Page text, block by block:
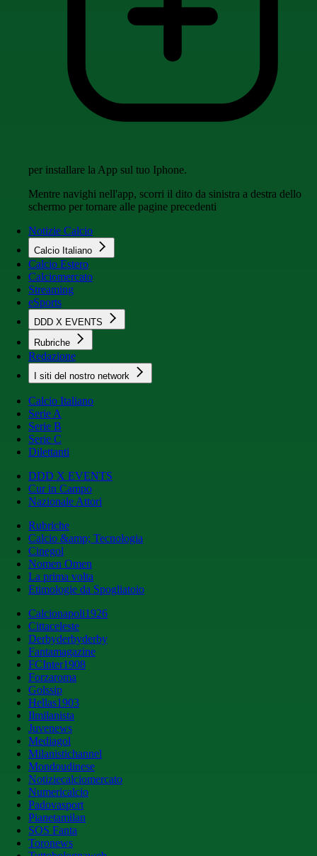
per installare la App sul tuo Iphone.
Mentre navighi nell'app, scorri il dito da sinistra a destra dello
schermo per tornare alle pagine precedenti
Notizie Calcio
Calcio Italiano
Calcio Estero
Calciomercato
Streaming
eSports
DDD X EVENTS
Rubriche
Redazione
I siti del nostro network
Calcio Italiano
Serie A
Serie B
Serie C
Dilettanti
DDD X EVENTS
Cur in Campo
Nazionale Attori
Rubriche
Calcio &amp; Tecnologia
Cinegol
Nomen Omen
La prima volta
Etimologie da Spogliatoio
Calcionapoli1926
Cittaceleste
Derbyderbyderby
Fantamagazine
FCInter1908
Forzaroma
Golssip
Hellas1903
Ilmilanista
Juvenews
Mediagol
Milanistichannel
Mondoudinese
Notiziecalciomercato
Numericalcio
Padovasport
Pianetamilan
SOS Fanta
Toronews